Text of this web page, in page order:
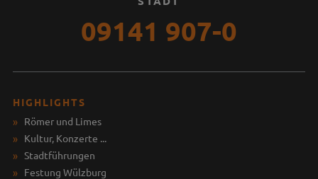
09141 907-0
HIGHLIGHTS
Römer und Limes
Kultur, Konzerte ...
Stadtführungen
Festung Wülzburg